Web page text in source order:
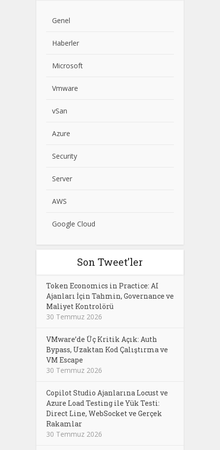
Genel
Haberler
Microsoft
Vmware
vSan
Azure
Security
Server
AWS
Google Cloud
Son Tweet’ler
Token Economics in Practice: AI
Ajanları İçin Tahmin, Governance ve
Maliyet Kontrolörü
30 Temmuz 2026
VMware’de Üç Kritik Açık: Auth
Bypass, Uzaktan Kod Çalıştırma ve
VM Escape
30 Temmuz 2026
Copilot Studio Ajanlarına Locust ve
Azure Load Testing ile Yük Testi:
Direct Line, WebSocket ve Gerçek
Rakamlar
30 Temmuz 2026